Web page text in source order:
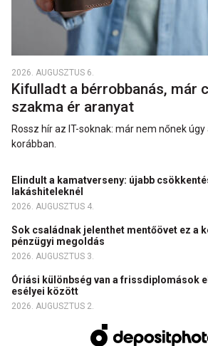
2026. AUGUSZTUS 6.
Kifulladt a bérrobbanás, már
szakma ér aranyat
Rossz hír az IT-soknak: már nem nőnek
korábban.
Elindult a kamatverseny: újabb
lakáshiteleknél
2026. AUGUSZTUS 4.
Sok családnak jelenthet mentőövet ez a
pénzügyi megoldás
2026. AUGUSZTUS 3.
Óriási különbség van a frissdiplomások
esélyei között
2026. AUGUSZTUS 2.